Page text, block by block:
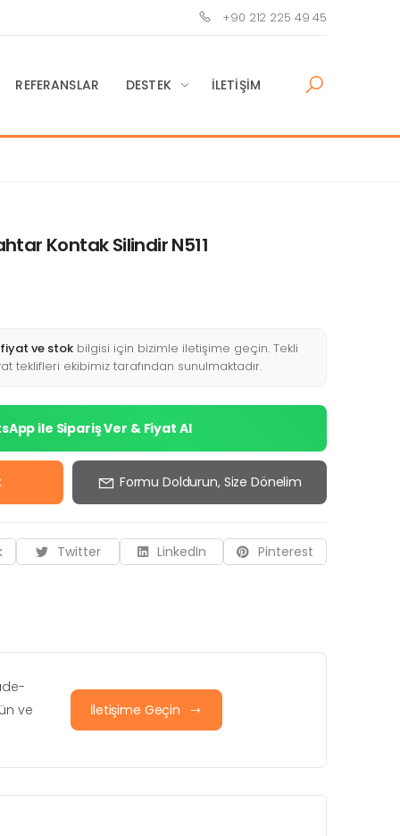
+90 212 225 49 45
REFERANSLAR DESTEK İLETIŞIM
Kontak Silindir N511
fiyat ve stok bilgisi için bizimle iletişime geçin. Tekli
teklifleri ekibimiz tarafından sunulmaktadır.
ile Sipariş Ver & Fiyat Al
Formu Doldurun, Size Dönelim
Twitter LinkedIn Pinterest
ve
İletişime Geçin